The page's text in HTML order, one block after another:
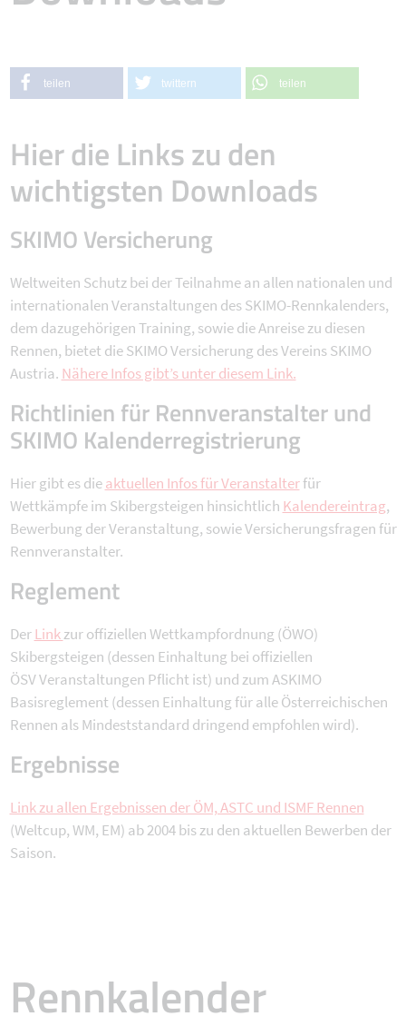
teilen twittern teilen
Hier die Links zu den
wichtigsten Downloads
SKIMO Versicherung
Weltweiten Schutz bei der Teilnahme an allen nationalen und
internationalen Veranstaltungen des SKIMO-Rennkalenders,
dem dazugehörigen Training, sowie die Anreise zu diesen
Rennen, bietet die SKIMO Versicherung des Vereins SKIMO
Austria. Nähere Infos gibt’s unter diesem Link.
Richtlinien für Rennveranstalter und
SKIMO Kalenderregistrierung
Hier gibt es dieaktuellen Infos für Veranstalterfür
Wettkämpfe im Skibergsteigen hinsichtlich Kalendereintrag,
Bewerbung der Veranstaltung, sowie Versicherungsfragen für
Rennveranstalter.
Reglement
DerLinkzur offiziellen Wettkampfordnung (ÖWO)
Skibergsteigen (dessen Einhaltung bei offiziellen
ÖSV Veranstaltungen Pflicht ist) und zum ASKIMO
Basisreglement (dessen Einhaltung für alle Österreichischen
Rennen als Mindeststandard dringend empfohlen wird).
Ergebnisse
Link zu allen Ergebnissen der ÖM, ASTC und ISMF Rennen
(Weltcup, WM, EM) ab 2004 bis zu den aktuellen Bewerben der
Saison.
Rennkalender